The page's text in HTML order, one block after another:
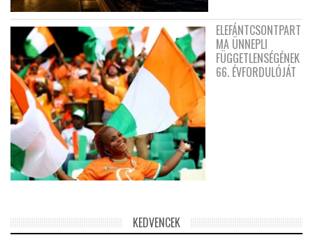
ELEFÁNTCSONTPART
MA ÜNNEPLI
FÜGGETLENSÉGÉNEK
66. ÉVFORDULÓJÁT
KEDVENCEK